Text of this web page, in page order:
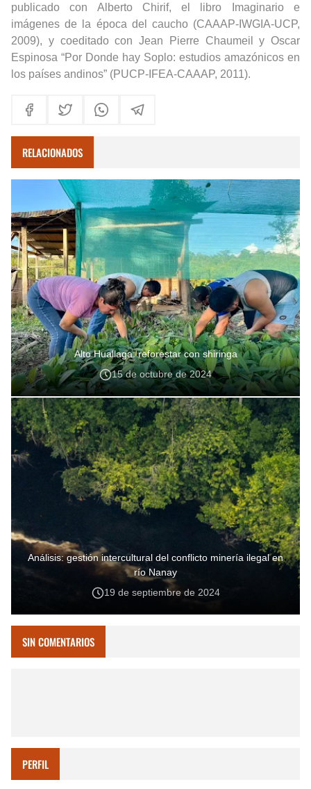
publicado con Alberto Chirif, el libro Imaginario e
imágenes de la época del caucho (CAAAP-IWGIA-UCP,
2009), y coeditado con Jean Pierre Chaumeil y Oscar
Espinosa “Por Donde hay Soplo: estudios amazónicos en
los países andinos” (PUCP-IFEA-CAAAP, 2011).
RELACIONADOS
Alto Huallaga: reforestar con shiringa
15 de octubre de 2024
Análisis: gestión intercultural del conflicto minería ilegal en
río Nanay
19 de septiembre de 2024
SIN COMENTARIOS
PERFIL